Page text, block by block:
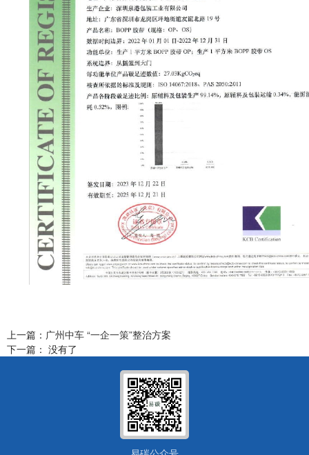
上一篇： 广州中车 “一企一策”整治方案
下一篇： 没有了